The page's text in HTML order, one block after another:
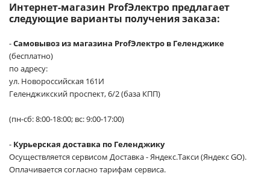
Интернет-магазин ProfЭлектро предлагает
следующие варианты получения заказа:
-Самовывоз из магазина ProfЭлектро в Геленджике
(бесплатно)
по адресу:
ул. Новороссийская 161И
Геленджикский проспект, 6/2 (база КПП)
(пн-сб: 8:00-18:00; вс: 9:00-17:00)
- Курьерская доставка по Геленджику
Осуществляется сервисом Доставка - Яндекс.Такси (Яндекс GO).
Оплачивается согласно тарифам сервиса.